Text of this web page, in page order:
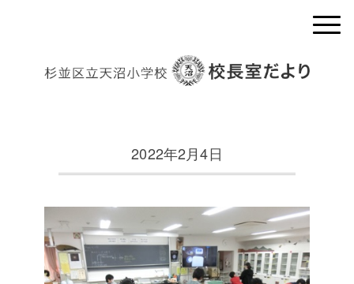
2022年2月4日